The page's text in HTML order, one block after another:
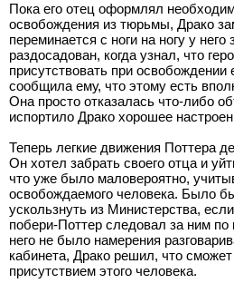
Пока его отец оформлял
освобождения из тюрьмы, Драко
переминается с ноги на ногу у
раздосадован, когда узнал, что
присутствовать при освобождении
сообщила ему, что этому есть
Она просто отказалась что-либо
испортило Драко хорошее
Теперь легкие движения Поттера
Он хотел забрать своего отца и
что уже было маловероятно,
освобождаемого человека. Было
ускользнуть из Министерства,
побери-Поттер следовал за ним
него не было намерения
кабинета, Драко решил, что
присутствием этого человека.